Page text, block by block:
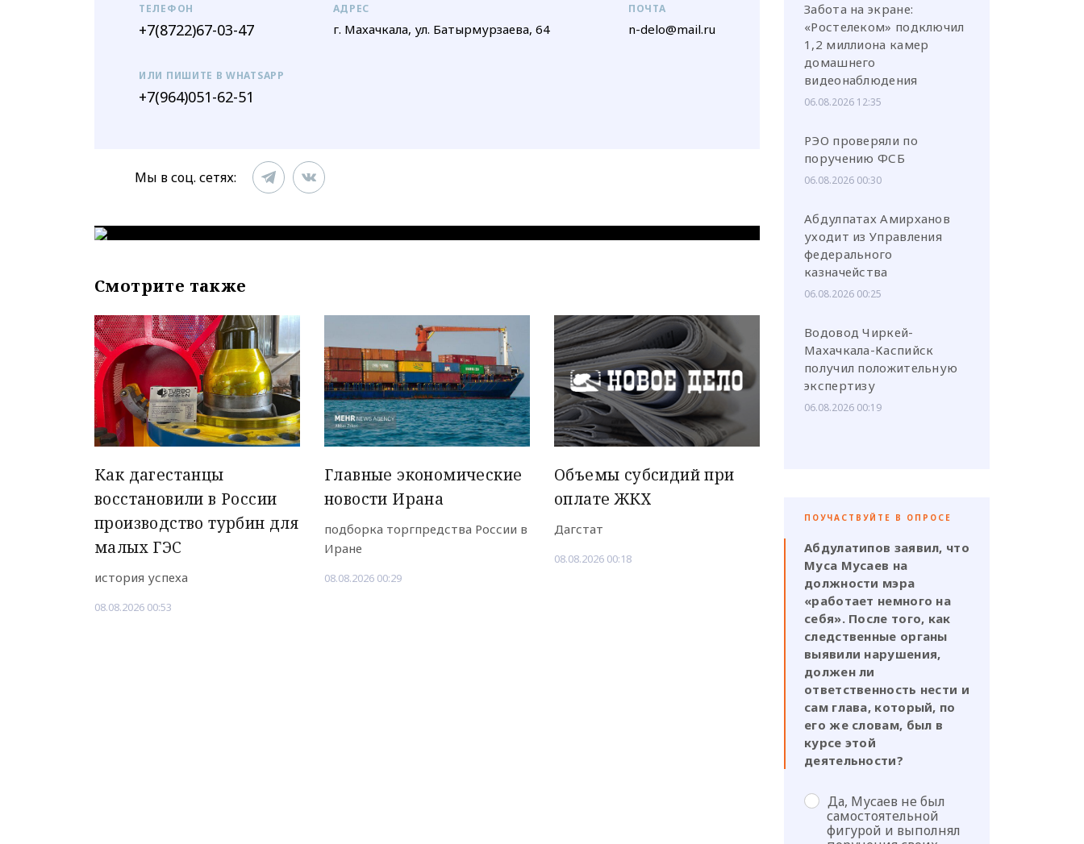
ТЕЛЕФОН
+7(8722)67-03-47
АДРЕС
г. Махачкала, ул. Батырмурзаева, 64
ПОЧТА
n-delo@mail.ru
ИЛИ ПИШИТЕ В WHATSAPP
+7(964)051-62-51
Мы в соц. сетях:
Смотрите также
Как дагестанцы
восстановили в России
производство турбин для
малых ГЭС
история успеха
08.08.2026 00:53
Главные экономические
новости Ирана
подборка торгпредства России в
Иране
08.08.2026 00:29
Объемы субсидий при
оплате ЖКХ
Дагстат
08.08.2026 00:18
Забота на экране:
«Ростелеком» подключил
1,2 миллиона камер
домашнего
видеонаблюдения
06.08.2026 12:35
РЭО проверяли по
поручению ФСБ
06.08.2026 00:30
Абдулпатах Амирханов
уходит из Управления
федерального
казначейства
06.08.2026 00:25
Водовод Чиркей-
Махачкала-Каспийск
получил положительную
экспертизу
06.08.2026 00:19
ПОУЧАСТВУЙТЕ В ОПРОСЕ
Абдулатипов заявил, что
Муса Мусаев на
должности мэра
«работает немного на
себя». После того, как
следственные органы
выявили нарушения,
должен ли
ответственность нести и
сам глава, который, по
его же словам, был в
курсе этой
деятельности?
Да, Мусаев не был
самостоятельной
фигурой и выполнял